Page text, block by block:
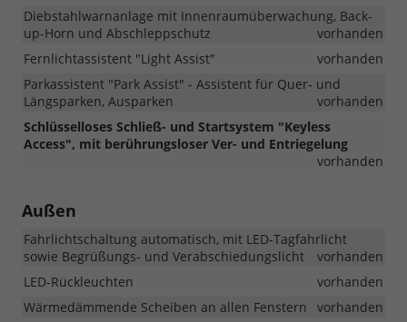
Diebstahlwarnanlage mit Innenraumüberwachung, Back-
up-Horn und Abschleppschutz
vorhanden
Fernlichtassistent "Light Assist"
vorhanden
Parkassistent "Park Assist" - Assistent für Quer- und
Längsparken, Ausparken
vorhanden
Schlüsselloses Schließ- und Startsystem "Keyless
Access", mit berührungsloser Ver- und Entriegelung
vorhanden
Außen
Fahrlichtschaltung automatisch, mit LED-Tagfahrlicht
sowie Begrüßungs- und Verabschiedungslicht
vorhanden
LED-Rückleuchten
vorhanden
Wärmedämmende Scheiben an allen Fenstern
vorhanden